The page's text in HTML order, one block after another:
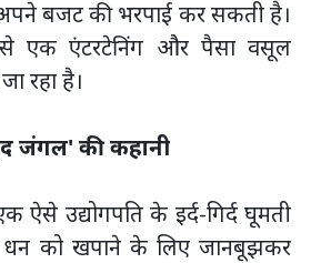
बजट की भरपाई कर सकती है।
एक एंटरटेनिंग और पैसा वसूल
रहा है।
जंगल' की कहानी
ऐसे उद्योगपति के इर्द-गिर्द घूमती
को खपाने के लिए जानबूझकर